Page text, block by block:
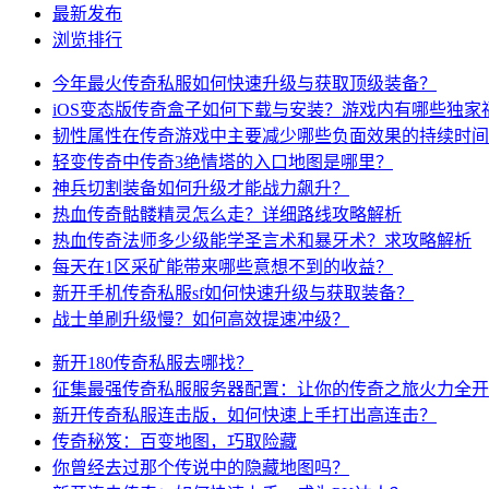
最新发布
浏览排行
今年最火传奇私服如何快速升级与获取顶级装备？
iOS变态版传奇盒子如何下载与安装？游戏内有哪些独家
韧性属性在传奇游戏中主要减少哪些负面效果的持续时间
轻变传奇中传奇3绝情塔的入口地图是哪里？
神兵切割装备如何升级才能战力飙升？
热血传奇骷髅精灵怎么走？详细路线攻略解析
热血传奇法师多少级能学圣言术和暴牙术？求攻略解析
每天在1区采矿能带来哪些意想不到的收益？
新开手机传奇私服sf如何快速升级与获取装备？
战士单刷升级慢？如何高效提速冲级？
新开180传奇私服去哪找？
征集最强传奇私服服务器配置：让你的传奇之旅火力全开
新开传奇私服连击版，如何快速上手打出高连击？
传奇秘笈：百变地图，巧取险藏
你曾经去过那个传说中的隐藏地图吗？